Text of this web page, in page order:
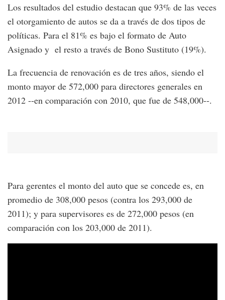
Los resultados del estudio destacan que 93% de las veces
el otorgamiento de autos se da a través de dos tipos de
políticas. Para el 81% es bajo el formato de Auto
Asignado y el resto a través de Bono Sustituto (19%).
La frecuencia de renovación es de tres años, siendo el
monto mayor de 572,000 para directores generales en
2012 --en comparación con 2010, que fue de 548,000--.
Para gerentes el monto del auto que se concede es, en
promedio de 308,000 pesos (contra los 293,000 de
2011); y para supervisores es de 272,000 pesos (en
comparación con los 203,000 de 2011).